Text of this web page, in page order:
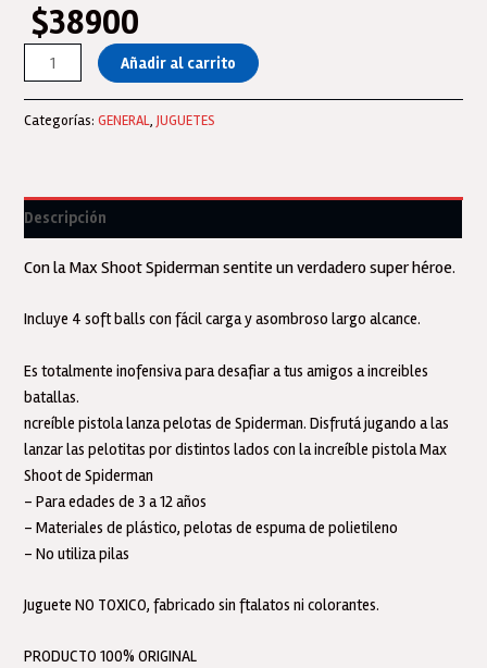
$38900
Lanza
Pelotas
Spiderman
1545
Ditoys
cantidad
Añadir al carrito
Categorías:GENERAL,JUGUETES
Descripción
Con la Max Shoot Spiderman sentite un verdadero super héroe.
Incluye 4 soft balls con fácil carga y asombroso largo alcance.
Es totalmente inofensiva para desafiar a tus amigos a increibles
batallas.
ncreíble pistola lanza pelotas de Spiderman. Disfrutá jugando a las
lanzar las pelotitas por distintos lados con la increíble pistola Max
Shoot de Spiderman
– Para edades de 3 a 12 años
– Materiales de plástico, pelotas de espuma de polietileno
– No utiliza pilas
Juguete NO TOXICO, fabricado sin ftalatos ni colorantes.
PRODUCTO 100% ORIGINAL